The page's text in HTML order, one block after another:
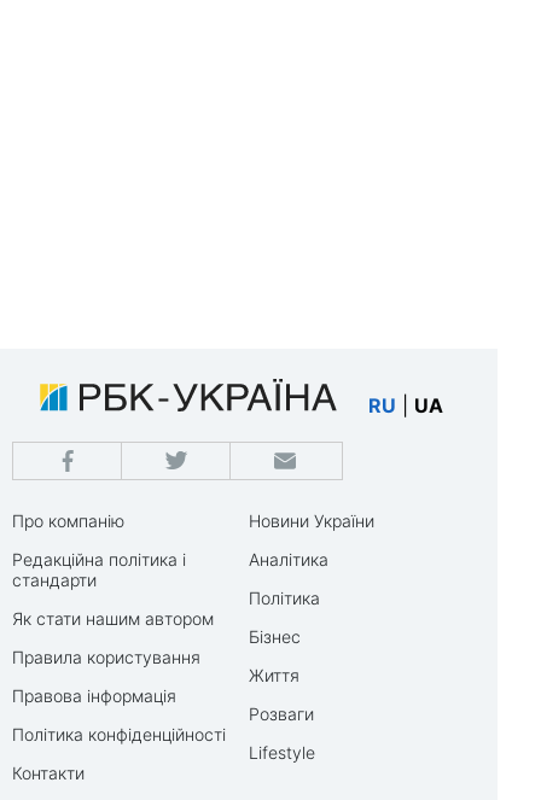
RU UA
Про компанію
Редакційна політика і
стандарти
Як стати нашим автором
Правила користування
Правова інформація
Політика конфіденційності
Контакти
Новини України
Аналітика
Політика
Бізнес
Життя
Розваги
Lifestyle